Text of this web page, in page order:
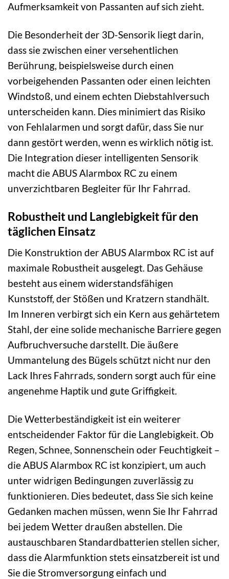
Aufmerksamkeit von Passanten auf sich zieht.
Die Besonderheit der 3D-Sensorik liegt darin,
dass sie zwischen einer versehentlichen
Berührung, beispielsweise durch einen
vorbeigehenden Passanten oder einen leichten
Windstoß, und einem echten Diebstahlversuch
unterscheiden kann. Dies minimiert das Risiko
von Fehlalarmen und sorgt dafür, dass Sie nur
dann gestört werden, wenn es wirklich nötig ist.
Die Integration dieser intelligenten Sensorik
macht die ABUS Alarmbox RC zu einem
unverzichtbaren Begleiter für Ihr Fahrrad.
Robustheit und Langlebigkeit für den
täglichen Einsatz
Die Konstruktion der ABUS Alarmbox RC ist auf
maximale Robustheit ausgelegt. Das Gehäuse
besteht aus einem widerstandsfähigen
Kunststoff, der Stößen und Kratzern standhält.
Im Inneren verbirgt sich ein Kern aus gehärtetem
Stahl, der eine solide mechanische Barriere gegen
Aufbruchversuche darstellt. Die äußere
Ummantelung des Bügels schützt nicht nur den
Lack Ihres Fahrrads, sondern sorgt auch für eine
angenehme Haptik und gute Griffigkeit.
Die Wetterbeständigkeit ist ein weiterer
entscheidender Faktor für die Langlebigkeit. Ob
Regen, Schnee, Sonnenschein oder Feuchtigkeit –
die ABUS Alarmbox RC ist konzipiert, um auch
unter widrigen Bedingungen zuverlässig zu
funktionieren. Dies bedeutet, dass Sie sich keine
Gedanken machen müssen, wenn Sie Ihr Fahrrad
bei jedem Wetter draußen abstellen. Die
austauschbaren Standardbatterien stellen sicher,
dass die Alarmfunktion stets einsatzbereit ist und
Sie die Stromversorgung einfach und